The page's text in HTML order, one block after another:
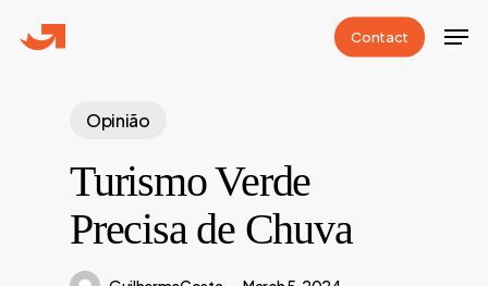
Contact
Opinião
Turismo Verde
Precisa de Chuva